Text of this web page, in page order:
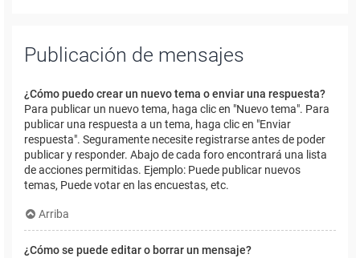
Publicación de mensajes
¿Cómo puedo crear un nuevo tema o enviar una respuesta?
Para publicar un nuevo tema, haga clic en "Nuevo tema". Para
publicar una respuesta a un tema, haga clic en "Enviar
respuesta". Seguramente necesite registrarse antes de poder
publicar y responder. Abajo de cada foro encontrará una lista
de acciones permitidas. Ejemplo: Puede publicar nuevos
temas, Puede votar en las encuestas, etc.
Arriba
¿Cómo se puede editar o borrar un mensaje?